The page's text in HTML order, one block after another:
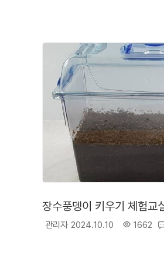
장수풍뎅이 키우기 체험교
관리자 2024.10.10 1662